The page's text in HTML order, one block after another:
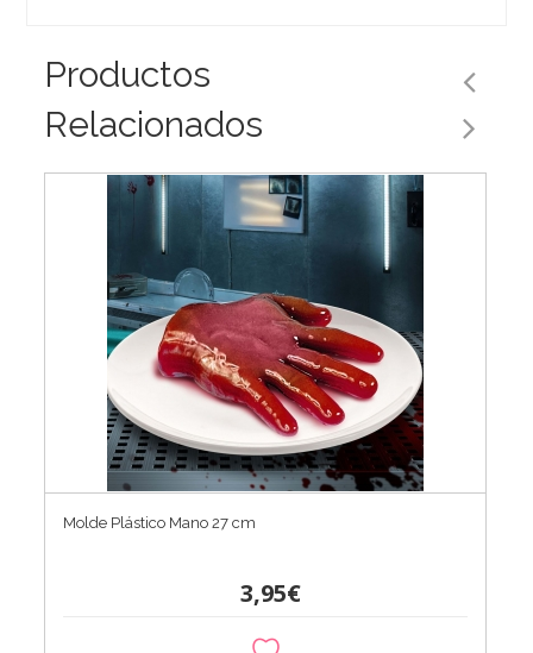
Productos
Relacionados
Molde Plástico Mano 27 cm
3,95€